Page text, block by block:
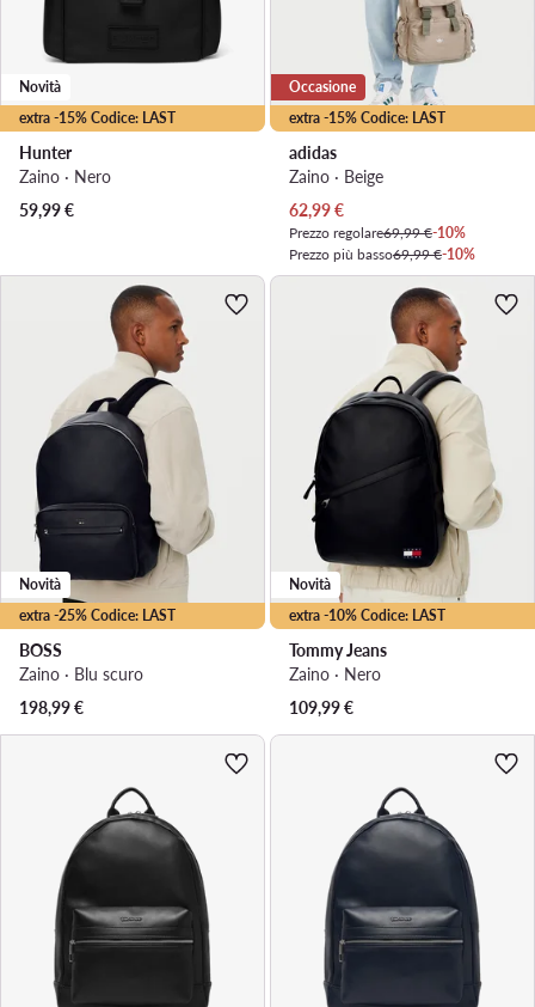
extra -15% Codice: LAST
Novità
Hunter
Zaino · Nero
59,99€
extra -15% Codice: LAST
Occasione
adidas
Zaino · Beige
Prezzo attuale
62,99€
Prezzo regolare69,99 €-10%
Prezzo più basso69,99 €-10%
extra -25% Codice: LAST
Novità
BOSS
Zaino · Blu scuro
198,99€
extra -10% Codice: LAST
Novità
Tommy Jeans
Zaino · Nero
109,99€